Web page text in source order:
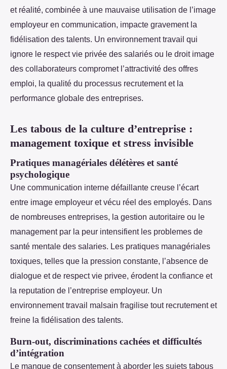
et réalité, combinée à une mauvaise utilisation de l’image
employeur en communication, impacte gravement la
fidélisation des talents. Un environnement travail qui
ignore le respect vie privée des salariés ou le droit image
des collaborateurs compromet l’attractivité des offres
emploi, la qualité du processus recrutement et la
performance globale des entreprises.
Les tabous de la culture d’entreprise :
management toxique et stress invisible
Pratiques managériales délétères et santé
psychologique
Une communication interne défaillante creuse l’écart
entre image employeur et vécu réel des employés. Dans
de nombreuses entreprises, la gestion autoritaire ou le
management par la peur intensifient les problemes de
santé mentale des salaries. Les pratiques managériales
toxiques, telles que la pression constante, l’absence de
dialogue et de respect vie privee, érodent la confiance et
la reputation de l’entreprise employeur. Un
environnement travail malsain fragilise tout recrutement et
freine la fidélisation des talents.
Burn-out, discriminations cachées et difficultés
d’intégration
Le manque de consentement à aborder les sujets tabous